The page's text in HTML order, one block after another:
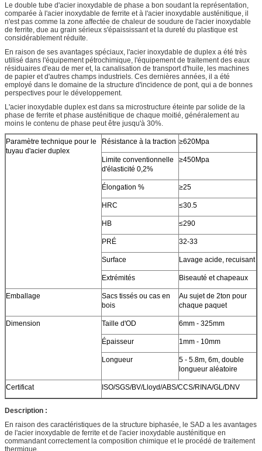
Le double tube d'acier inoxydable de phase a bon soudant la représentation,
comparée à l'acier inoxydable de ferrite et à l'acier inoxydable austénitique, il
n'est pas comme la zone affectée de chaleur de soudure de l'acier inoxydable
de ferrite, due au grain sérieux s'épaississant et la dureté du plastique est
considérablement réduite.
En raison de ses avantages spéciaux, l'acier inoxydable de duplex a été très
utilisé dans l'équipement pétrochimique, l'équipement de traitement des eaux
résiduaires d'eau de mer et, la canalisation de transport d'huile, les machines
de papier et d'autres champs industriels. Ces dernières années, il a été
employé dans le domaine de la structure d'incidence de pont, qui a de bonnes
perspectives pour le développement.
L'acier inoxydable duplex est dans sa microstructure éteinte par solide de la
phase de ferrite et phase austénitique de chaque moitié, généralement au
moins le contenu de phase peut être jusqu'à 30%.
Paramètre technique pour le
tuyau d'acier duplex
Résistance à la traction ≥620Mpa
Limite conventionnelle
d'élasticité 0,2%
≥450Mpa
Élongation % ≥25
HRC ≤30.5
HB ≤290
PRÉ 32-33
Surface Lavage acide, recuisant
Extrémités Biseauté et chapeaux
Emballage
Sacs tissés ou cas en
bois
Au sujet de 2ton pour
chaque paquet
Dimension Taille d'OD 6mm - 325mm
Épaisseur 1mm - 10mm
Longueur
5 - 5.8m, 6m, double
longueur aléatoire
Certificat ISO/SGS/BV/Lloyd/ABS/CCS/RINA/GL/DNV
Description :
En raison des caractéristiques de la structure biphasée, le SAD a les avantages
de l'acier inoxydable de ferrite et de l'acier inoxydable austénitique en
commandant correctement la composition chimique et le procédé de traitement
thermique.